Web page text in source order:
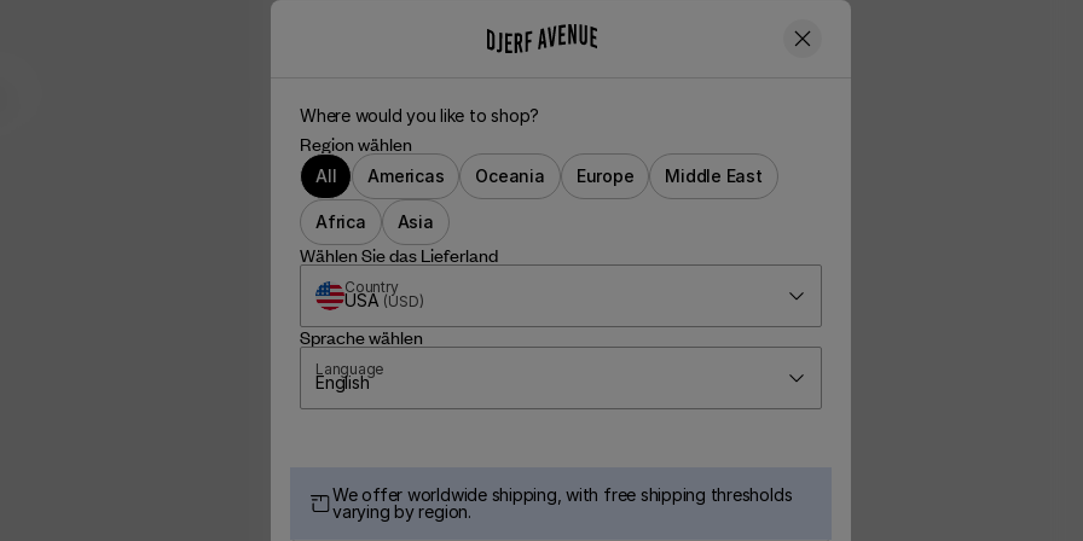
Where would you like to shop?
Region wählen
All Americas Oceania Europe Middle East
Africa Asia
Wählen Sie das Lieferland
Country
USA (USD)
Sprache wählen
Language
English
We offer worldwide shipping, with free shipping thresholds
varying by region.